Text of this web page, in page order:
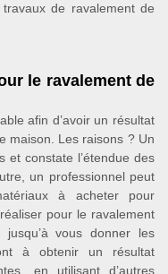
de ravalement de
le ravalement de
afin d’avoir un résultat
maison. Les raisons ? Un
et constate l’étendue des
un professionnel peut
à acheter pour
pour le ravalement
vous donner les
à obtenir un résultat
en utilisant d’autres